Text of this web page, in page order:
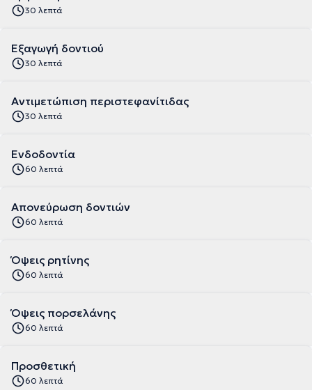
30 λεπτά
Εξαγωγή δοντιού
30 λεπτά
Αντιμετώπιση περιστεφανίτιδας
30 λεπτά
Ενδοδοντία
60 λεπτά
Απονεύρωση δοντιών
60 λεπτά
Όψεις ρητίνης
60 λεπτά
Όψεις πορσελάνης
60 λεπτά
Προσθετική
60 λεπτά